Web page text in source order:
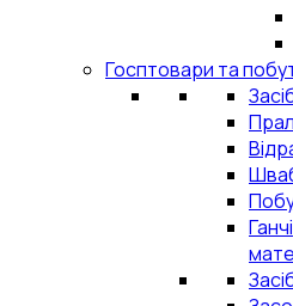
Госптовари та